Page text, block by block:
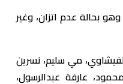
بحالة عدم اتزان، وغير
مي سليم، نسرين
عارفة عبدالرسول،